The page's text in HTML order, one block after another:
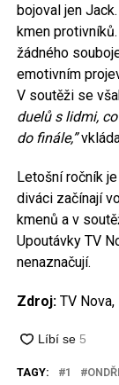
bojoval jen
kmen
žádného
emotivním
V soutěži se
duelů s lidmi,
do finále,”
Letošní ročník
diváci začínají
kmenů a v
Upoutávky TV
nenaznačují.
Zdroj:TV Nova,
TAGY: 1